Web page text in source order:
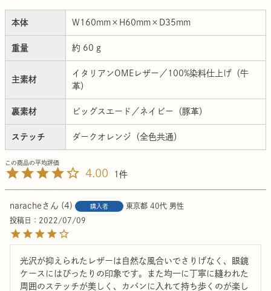
本体 W160mm×H60mm×D35mm
重量 約 60 g
主素材
イタリアンOMEレザー／100%染料仕上げ（牛
革）
裏素材 ピッグスエード／ネイビー（豚革）
ステッチ ダークオレンジ（全色共通）
4.00 1
narache 4 購入者 東京都 40代 男性
投稿日
2022/07/09
光沢が抑えられたレザーは自然な風合いでさりげなく、眼鏡
ケースにはぴったりの印象です。また均一に丁寧に縫われた
周囲のステッチが美しく、カバンに入れて持ち歩くのが楽し